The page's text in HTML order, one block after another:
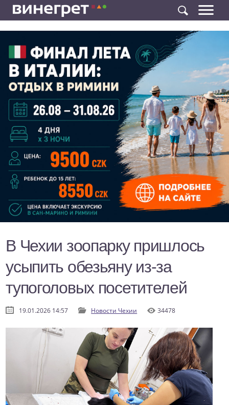
В Чехии зоопарку пришлось
усыпить обезьяну из-за
тупоголовых посетителей
19.01.2026 14:57 Новости Чехии 34478